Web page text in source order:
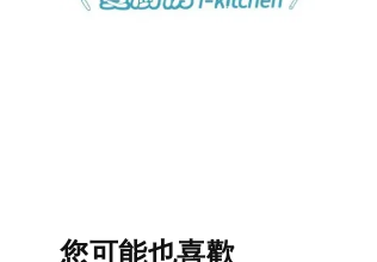
您可能也喜歡